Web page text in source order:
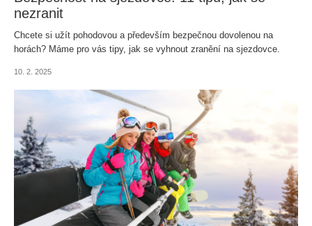
nezranit
Chcete si užít pohodovou a především bezpečnou dovolenou na
horách? Máme pro vás tipy, jak se vyhnout zranění na sjezdovce.
bez úhony.
10. 2. 2025